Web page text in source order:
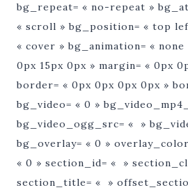
bg_repeat= « no-repeat »
« scroll » bg_position= « top
« cover » bg_animation= « none
0px 15px 0px » margin= « 0px
border= « 0px 0px 0px 0px »
bg_video= « 0 »
bg_video_ogg_src= « »
bg_overlay= « 0 »
« 0 » section_id= « »
section_title= « »